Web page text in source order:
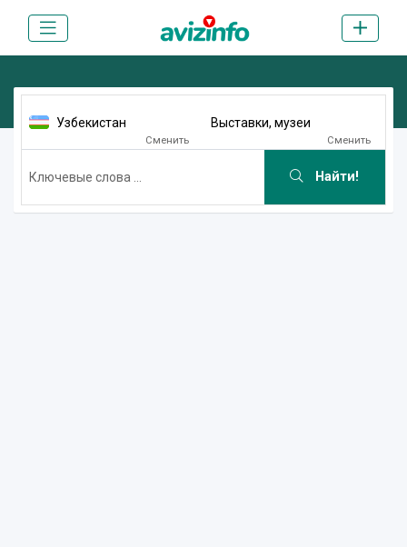
Узбекистан
Сменить
Выставки, музеи
Сменить
Найти!